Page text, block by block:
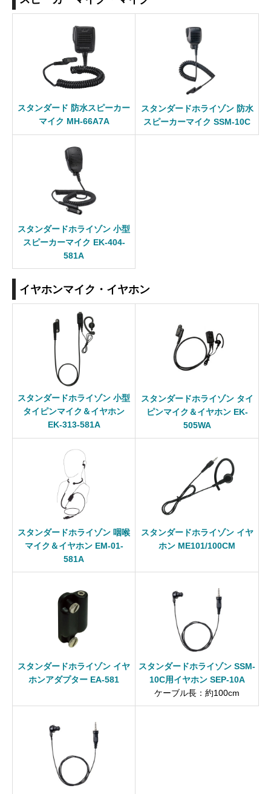
スタンダード 防水スピーカー
マイク MH-66A7A
スタンダードホライゾン 防水
スピーカーマイク SSM-10C
スタンダードホライゾン 小型
スピーカーマイク EK-404-
581A
イヤホンマイク・イヤホン
スタンダードホライゾン 小型
タイピンマイク＆イヤホン
EK-313-581A
スタンダードホライゾン タイ
ピンマイク＆イヤホン EK-
505WA
スタンダードホライゾン 咽喉
マイク＆イヤホン EM-01-
581A
スタンダードホライゾン イヤ
ホン ME101/100CM
スタンダードホライゾン イヤ
ホンアダプター EA-581
スタンダードホライゾン SSM-
10C用イヤホン SEP-10A
ケーブル長：約100cm